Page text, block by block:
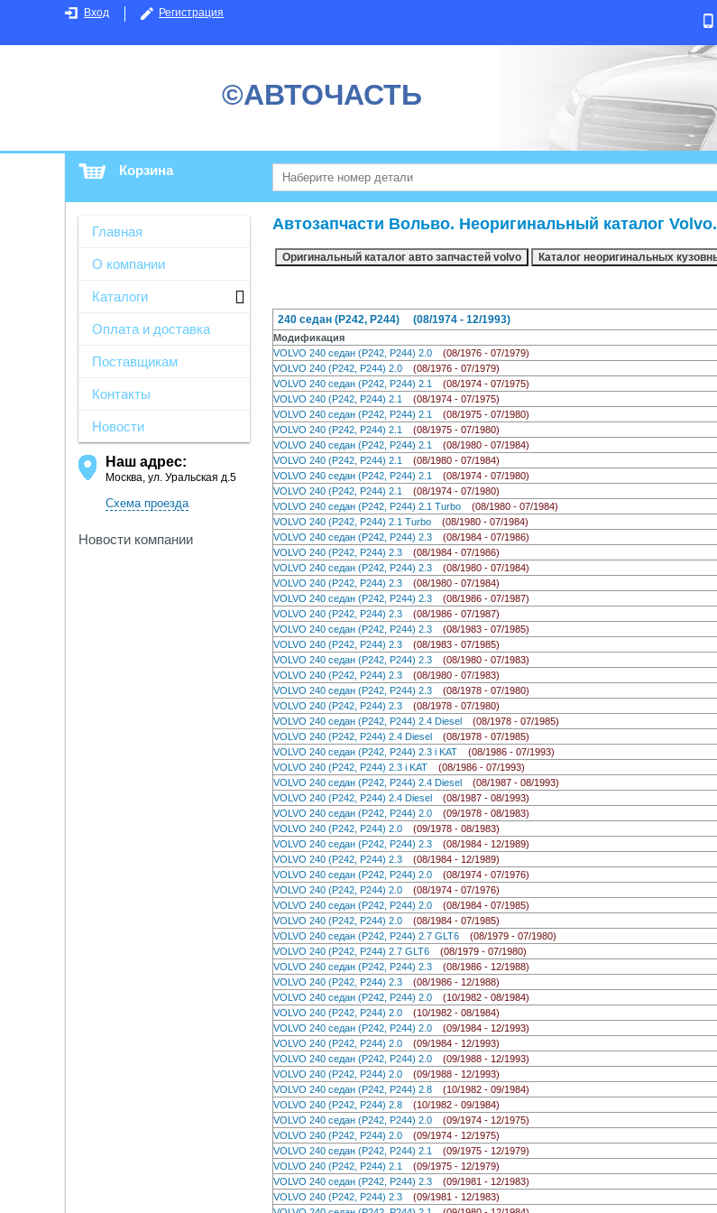
Вход Регистрация
©АВТОЧАСТЬ
Корзина
Главная
О компании
Каталоги
Оплата и доставка
Поставщикам
Контакты
Новости
Наш адрес:
Москва, ул. Уральская д.5
Схема проезда
Новости компании
Автозапчасти Вольво. Неоригинальный каталог Volvo.
240 седан (P242, P244) (08/1974 - 12/1993)
Модификация
VOLVO 240 седан (P242, P244) 2.0 (08/1976 - 07/1979)
VOLVO 240 (P242, P244) 2.0 (08/1976 - 07/1979)
VOLVO 240 седан (P242, P244) 2.1 (08/1974 - 07/1975)
VOLVO 240 (P242, P244) 2.1 (08/1974 - 07/1975)
VOLVO 240 седан (P242, P244) 2.1 (08/1975 - 07/1980)
VOLVO 240 (P242, P244) 2.1 (08/1975 - 07/1980)
VOLVO 240 седан (P242, P244) 2.1 (08/1980 - 07/1984)
VOLVO 240 (P242, P244) 2.1 (08/1980 - 07/1984)
VOLVO 240 седан (P242, P244) 2.1 (08/1974 - 07/1980)
VOLVO 240 (P242, P244) 2.1 (08/1974 - 07/1980)
VOLVO 240 седан (P242, P244) 2.1 Turbo (08/1980 - 07/1984)
VOLVO 240 (P242, P244) 2.1 Turbo (08/1980 - 07/1984)
VOLVO 240 седан (P242, P244) 2.3 (08/1984 - 07/1986)
VOLVO 240 (P242, P244) 2.3 (08/1984 - 07/1986)
VOLVO 240 седан (P242, P244) 2.3 (08/1980 - 07/1984)
VOLVO 240 (P242, P244) 2.3 (08/1980 - 07/1984)
VOLVO 240 седан (P242, P244) 2.3 (08/1986 - 07/1987)
VOLVO 240 (P242, P244) 2.3 (08/1986 - 07/1987)
VOLVO 240 седан (P242, P244) 2.3 (08/1983 - 07/1985)
VOLVO 240 (P242, P244) 2.3 (08/1983 - 07/1985)
VOLVO 240 седан (P242, P244) 2.3 (08/1980 - 07/1983)
VOLVO 240 (P242, P244) 2.3 (08/1980 - 07/1983)
VOLVO 240 седан (P242, P244) 2.3 (08/1978 - 07/1980)
VOLVO 240 (P242, P244) 2.3 (08/1978 - 07/1980)
VOLVO 240 седан (P242, P244) 2.4 Diesel (08/1978 - 07/1985)
VOLVO 240 (P242, P244) 2.4 Diesel (08/1978 - 07/1985)
VOLVO 240 седан (P242, P244) 2.3 i KAT (08/1986 - 07/1993)
VOLVO 240 (P242, P244) 2.3 i KAT (08/1986 - 07/1993)
VOLVO 240 седан (P242, P244) 2.4 Diesel (08/1987 - 08/1993)
VOLVO 240 (P242, P244) 2.4 Diesel (08/1987 - 08/1993)
VOLVO 240 седан (P242, P244) 2.0 (09/1978 - 08/1983)
VOLVO 240 (P242, P244) 2.0 (09/1978 - 08/1983)
VOLVO 240 седан (P242, P244) 2.3 (08/1984 - 12/1989)
VOLVO 240 (P242, P244) 2.3 (08/1984 - 12/1989)
VOLVO 240 седан (P242, P244) 2.0 (08/1974 - 07/1976)
VOLVO 240 (P242, P244) 2.0 (08/1974 - 07/1976)
VOLVO 240 седан (P242, P244) 2.0 (08/1984 - 07/1985)
VOLVO 240 (P242, P244) 2.0 (08/1984 - 07/1985)
VOLVO 240 седан (P242, P244) 2.7 GLT6 (08/1979 - 07/1980)
VOLVO 240 (P242, P244) 2.7 GLT6 (08/1979 - 07/1980)
VOLVO 240 седан (P242, P244) 2.3 (08/1986 - 12/1988)
VOLVO 240 (P242, P244) 2.3 (08/1986 - 12/1988)
VOLVO 240 седан (P242, P244) 2.0 (10/1982 - 08/1984)
VOLVO 240 (P242, P244) 2.0 (10/1982 - 08/1984)
VOLVO 240 седан (P242, P244) 2.0 (09/1984 - 12/1993)
VOLVO 240 (P242, P244) 2.0 (09/1984 - 12/1993)
VOLVO 240 седан (P242, P244) 2.0 (09/1988 - 12/1993)
VOLVO 240 (P242, P244) 2.0 (09/1988 - 12/1993)
VOLVO 240 седан (P242, P244) 2.8 (10/1982 - 09/1984)
VOLVO 240 (P242, P244) 2.8 (10/1982 - 09/1984)
VOLVO 240 седан (P242, P244) 2.0 (09/1974 - 12/1975)
VOLVO 240 (P242, P244) 2.0 (09/1974 - 12/1975)
VOLVO 240 седан (P242, P244) 2.1 (09/1975 - 12/1979)
VOLVO 240 (P242, P244) 2.1 (09/1975 - 12/1979)
VOLVO 240 седан (P242, P244) 2.3 (09/1981 - 12/1983)
VOLVO 240 (P242, P244) 2.3 (09/1981 - 12/1983)